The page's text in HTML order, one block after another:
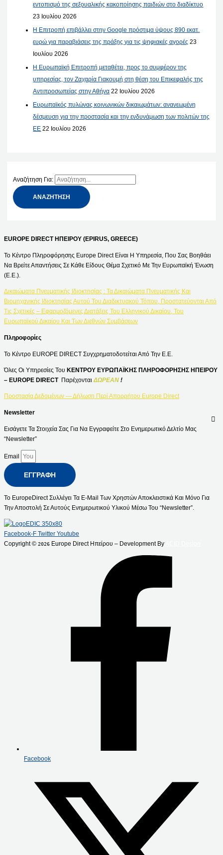
εντοπισμό της σεξουαλικής κακοποίησης παιδιών στο διαδίκτυο
23 Ιουλίου 2026
Η Επιτροπή επιβάλλει στην Google πρόστιμα ύψους 890 εκατ.
ευρώ για παραβιάσεις της πράξης για τις ψηφιακές αγορές 23
Ιουλίου 2026
Η Ευρωπαϊκή Επιτροπή μεταθέτει, προς το συμφέρον της
υπηρεσίας, τον Ζαχαρία Γιακουμή στη θέση του Επικεφαλής της
Αντιπροσωπείας στην Αθήνα 22 Ιουλίου 2026
Ευρωπαϊκός πυλώνας κοινωνικών δικαιωμάτων: ανανεωμένη
δέσμευση για την προστασία και την ενδυνάμωση των πολιτών της
ΕΕ 22 Ιουλίου 2026
Αναζήτηση Για:
EUROPE DIRECT ΗΠΕΙΡΟΥ (EPIRUS, GREECE)
Το Κέντρο Πληροφόρησης Europe Direct Είναι Η Υπηρεσία, Που Σας Βοηθάει
Να Βρείτε Απαντήσεις Σε Κάθε Είδους Θέμα Σχετικό Με Την Ευρωπαϊκή Ένωση
(Ε.Ε.).
Δικαιώματα Πνευματικής Ιδιοκτησίας : Τα Δικαιώματα Πνευματικής Και
Βιομηχανικής Ιδιοκτησίας Αυτού Του Διαδικτυακού Τόπου, Προστατεύονται Από
Τις Σχετικές – Εφαρμοζόμενες Διατάξεις Του Ελληνικού Δικαίου, Του
Ευρωπαϊκού Δικαίου Και Των Διεθνών Συμβάσεων
Πληροφορίες
Το Κέντρο EUROPE DIRECT Συγχρηματοδοτείται Από Την Ε.Ε.
Όλες Οι Υπηρεσίες Του ΚΕΝΤΡΟΥ ΕΥΡΩΠΑΪΚΗΣ ΠΛΗΡΟΦΟΡΗΣΗΣ ΗΠΕΙΡΟΥ
– EUROPE DIRECT Παρέχονται ΔΩΡΕΑΝ !
Προστασία Δεδομένων — Δήλωση Περί Απορρήτου Europe Direct
Newsletter
Εισάγετε Τα Στοιχεία Σας Για Να Εγγραφείτε Στο Ενημερωτικό Δελτίο Μας
“Newsletter”
Email
ΕΓΓΡΑΦΉ
Το EuropeDirect Συλλέγει Τα E-Mail Των Χρηστών Αποκλειστικά Και Μόνο Για
Την Αποστολή Σε Αυτούς Ενημερωτικού Υλικού Μέσω Του “Newsletter”.
Facebook-F Twitter Youtube
Copyright © 2026 Europe Direct Ηπείρου – Development By
Facebook